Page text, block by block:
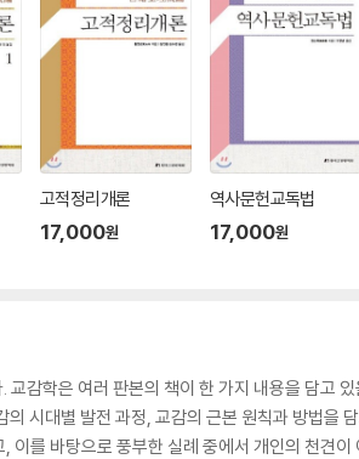
고적정리개론
17,000원
역사문헌교독법
17,000원
감학은 여러 판본의 책이 한 가지 내용을 담고
시대별 발전 과정, 교감의 근본 원칙과 방법을
이를 바탕으로 풍부한 실례 중에서 개인의 천견